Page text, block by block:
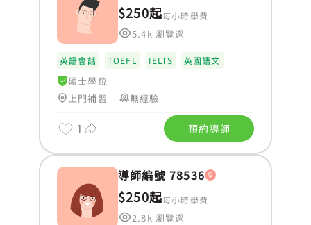
$250起每小時學費
5.4k 瀏覽過
英語會話 TOEFL IELTS 英國語文
碩士學位
上門補習
無經驗
1 預約導師
導師編號 78536
$250起每小時學費
2.8k 瀏覽過